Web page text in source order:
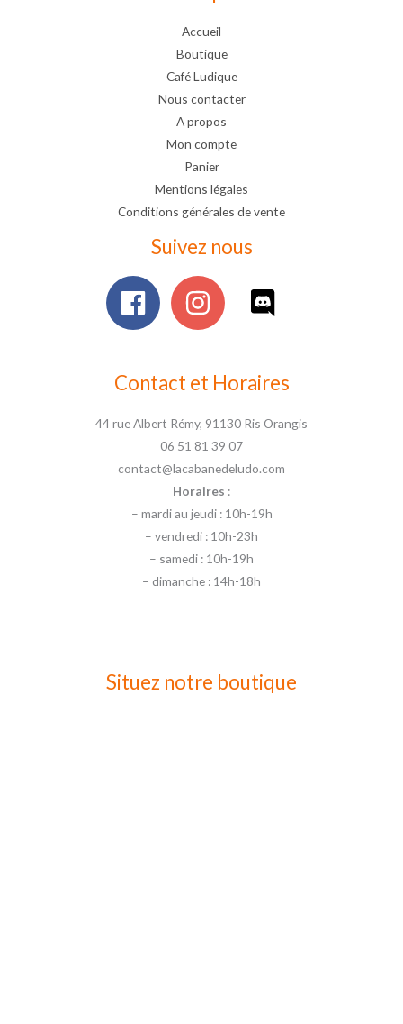
Accueil
Boutique
Café Ludique
Nous contacter
A propos
Mon compte
Panier
Mentions légales
Conditions générales de vente
Suivez nous
Contact et Horaires
44 rue Albert Rémy, 91130 Ris Orangis
06 51 81 39 07
contact@lacabanedeludo.com
Horaires :
– mardi au jeudi : 10h-19h
– vendredi : 10h-23h
– samedi : 10h-19h
– dimanche : 14h-18h
Situez notre boutique